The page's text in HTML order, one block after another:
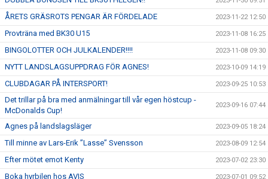
ÅRETS GRÄSROTS PENGAR ÄR FÖRDELADE 2023-11-22 12:50
Provträna med BK30 U15 2023-11-08 16:25
BINGOLOTTER OCH JULKALENDER!!!! 2023-11-08 09:30
NYTT LANDSLAGSUPPDRAG FÖR AGNES! 2023-10-09 14:19
CLUBDAGAR PÅ INTERSPORT! 2023-09-25 10:53
Det trillar på bra med anmälningar till vår egen höstcup -
McDonalds Cup!
2023-09-16 07:44
Agnes på landslagsläger 2023-09-05 18:24
Till minne av Lars-Erik ”Lasse” Svensson 2023-08-09 12:54
Efter mötet emot Kenty 2023-07-02 23:30
Boka hyrbilen hos AVIS 2023-07-01 09:52